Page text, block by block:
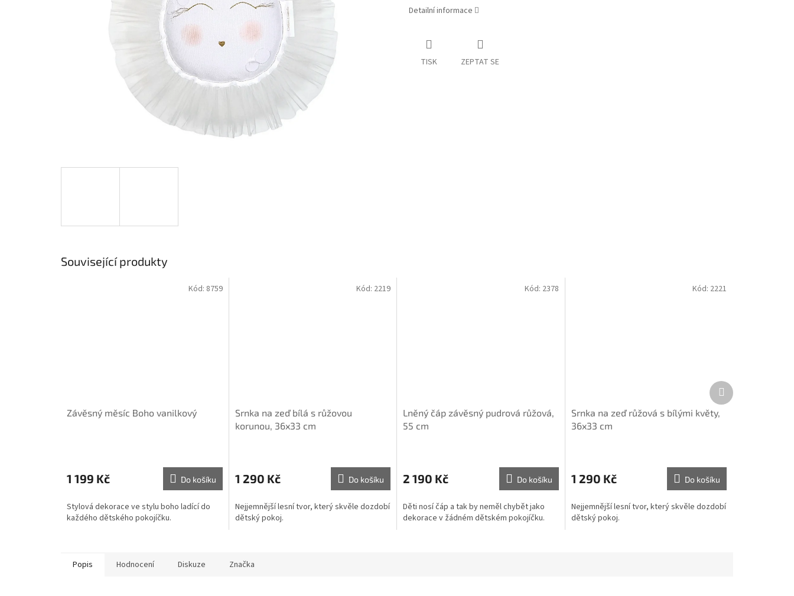
Detailní informace
TISK ZEPTAT SE
Související produkty
Závěsný měsíc Boho vanilkový
1 199 Kč Do košíku
Stylová dekorace ve stylu boho ladící do
každého dětského pokojíčku.
Kód: 8759
Srnka na zeď bílá s růžovou
korunou, 36x33 cm
1 290 Kč Do košíku
Nejjemnější lesní tvor, který skvěle dozdobí
dětský pokoj.
Kód: 2219
Lněný čáp závěsný pudrová růžová,
55 cm
produktu
je
z
5
2 190 Kč Do košíku
Děti nosí čáp a tak by neměl chybět jako
dekorace v žádném dětském pokojíčku.
Kód: 2378
Srnka na zeď růžová s bílými květy,
36x33 cm
1 290 Kč Do košíku
Nejjemnější lesní tvor, který skvěle dozdobí
dětský pokoj.
Kód: 2221
Další
produkt
Popis Hodnocení Diskuze Značka